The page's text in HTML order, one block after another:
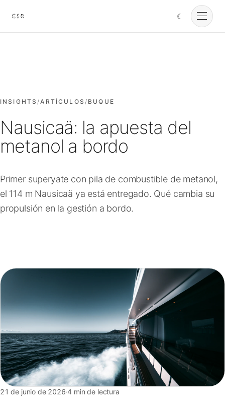
Cursorio
☾
Cursorio Manager
Herramientas
Nosotros
Contacto
INSIGHTS/ARTÍCULOS / BUQUE
Nausicaä: la apuesta del
metanol a bordo
Primer superyate con pila de combustible de metanol,
el 114 m Nausicaä ya está entregado. Qué cambia su
propulsión en la gestión a bordo.
21 de junio de 2026·4 min de lectura